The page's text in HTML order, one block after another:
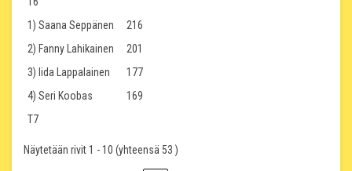
1) Saana Seppänen
216
2) Fanny Lahikainen
201
3) Iida Lappalainen
177
4) Seri Koobas
169
T7
Näytetään rivit 1 - 10 (yhteensä 53 )